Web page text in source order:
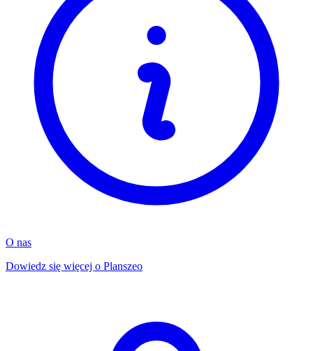
O nas
Dowiedz się więcej o Planszeo